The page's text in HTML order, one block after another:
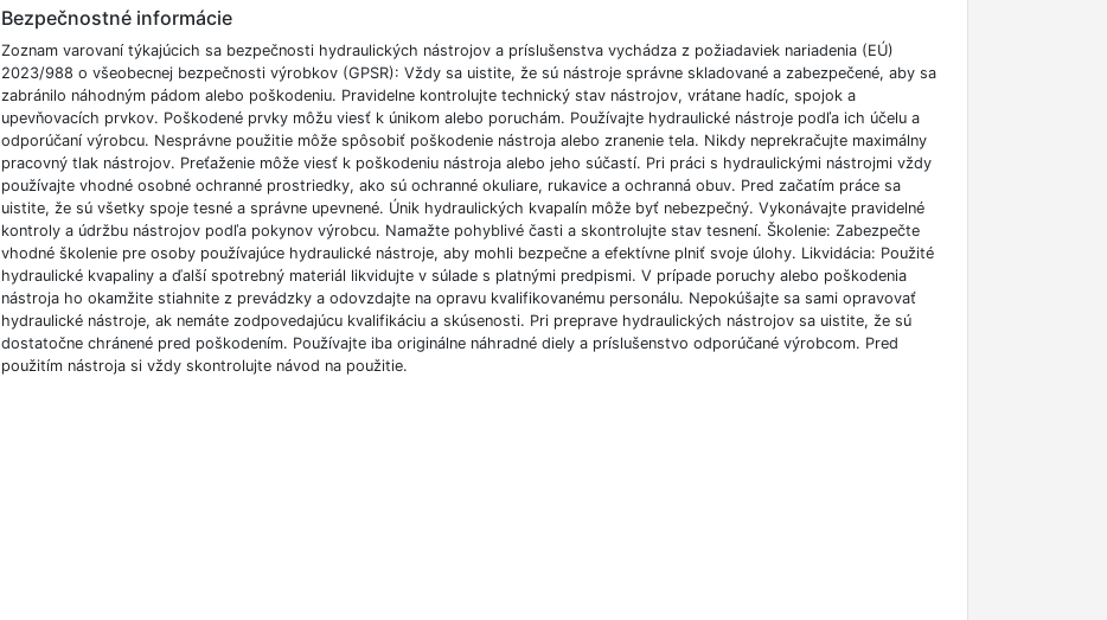
Bezpečnostné informácie
Zoznam varovaní týkajúcich sa bezpečnosti hydraulických nástrojov a príslušenstva vychádza z požiadaviek nariadenia (EÚ)
2023/988 o všeobecnej bezpečnosti výrobkov (GPSR): Vždy sa uistite, že sú nástroje správne skladované a zabezpečené, aby sa
zabránilo náhodným pádom alebo poškodeniu. Pravidelne kontrolujte technický stav nástrojov, vrátane hadíc, spojok a
upevňovacích prvkov. Poškodené prvky môžu viesť k únikom alebo poruchám. Používajte hydraulické nástroje podľa ich účelu a
odporúčaní výrobcu. Nesprávne použitie môže spôsobiť poškodenie nástroja alebo zranenie tela. Nikdy neprekračujte maximálny
pracovný tlak nástrojov. Preťaženie môže viesť k poškodeniu nástroja alebo jeho súčastí. Pri práci s hydraulickými nástrojmi vždy
používajte vhodné osobné ochranné prostriedky, ako sú ochranné okuliare, rukavice a ochranná obuv. Pred začatím práce sa
uistite, že sú všetky spoje tesné a správne upevnené. Únik hydraulických kvapalín môže byť nebezpečný. Vykonávajte pravidelné
kontroly a údržbu nástrojov podľa pokynov výrobcu. Namažte pohyblivé časti a skontrolujte stav tesnení. Školenie: Zabezpečte
vhodné školenie pre osoby používajúce hydraulické nástroje, aby mohli bezpečne a efektívne plniť svoje úlohy. Likvidácia: Použité
hydraulické kvapaliny a ďalší spotrebný materiál likvidujte v súlade s platnými predpismi. V prípade poruchy alebo poškodenia
nástroja ho okamžite stiahnite z prevádzky a odovzdajte na opravu kvalifikovanému personálu. Nepokúšajte sa sami opravovať
hydraulické nástroje, ak nemáte zodpovedajúcu kvalifikáciu a skúsenosti. Pri preprave hydraulických nástrojov sa uistite, že sú
dostatočne chránené pred poškodením. Používajte iba originálne náhradné diely a príslušenstvo odporúčané výrobcom. Pred
použitím nástroja si vždy skontrolujte návod na použitie.